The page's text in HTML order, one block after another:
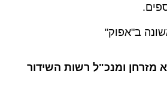
ב"אפוק"
מזרחן ומנכ"ל רשות השידור